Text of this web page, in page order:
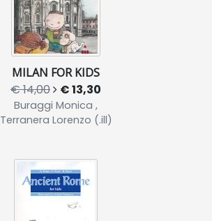
MILAN FOR KIDS
€ 14,00 € 13,30
Buraggi Monica ,
Terranera Lorenzo (.ill)